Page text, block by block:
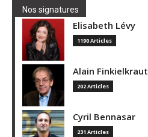
Nos signatures
Elisabeth Lévy
1190 Articles
Alain Finkielkraut
202 Articles
Cyril Bennasar
231 Articles